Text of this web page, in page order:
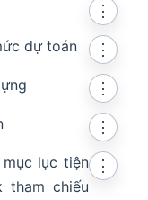
⋮
dự toán
⋮
⋮
⋮
lục tiện
tham chiếu
⋮